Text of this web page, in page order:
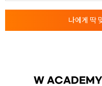
나에게 딱
W ACADEMY